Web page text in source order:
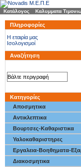
Κατάλογος Καλυμματα
Πληροφορίες
H εταιρία μας
Ισολογισμοί
Αναζήτηση
Κατηγορίες
Αποσμητικα
Αντικλεπτικα
Βουρτσες-Καθαριστικα
Υαλοκαθαριστηρες
Εργαλεια-Βοηθηματα-
Διακοσμητικα